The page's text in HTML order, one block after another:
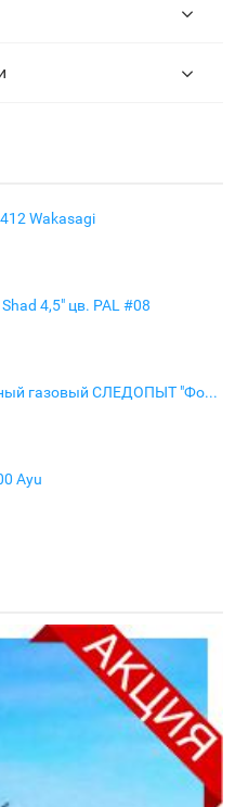
Wakasagi
4,5" цв. PAL #08
Обогреватель портативный газовый СЛЕДОПЫТ "Фотон"
Ayu